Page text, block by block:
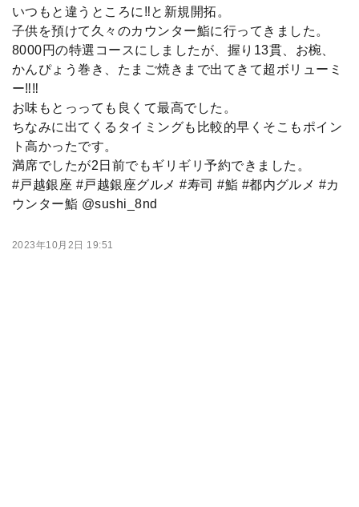
いつもと違うところに‼︎と新規開拓。
子供を預けて久々のカウンター鮨に行ってきました。
8000円の特選コースにしましたが、握り13貫、お椀、
かんぴょう巻き、たまご焼きまで出てきて超ボリューミ
ー‼︎‼︎
お味もとっっても良くて最高でした。
ちなみに出てくるタイミングも比較的早くそこもポイン
ト高かったです。
満席でしたが2日前でもギリギリ予約できました。
#戸越銀座 #戸越銀座グルメ #寿司 #鮨 #都内グルメ #カ
ウンター鮨 @sushi_8nd
2023年10月2日 19:51